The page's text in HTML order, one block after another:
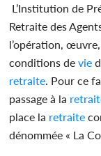
L’Institution de
Retraite des
l’opération,
conditions devie
retraite. Pour ce
passage à la
place la retraite
dénommée « La